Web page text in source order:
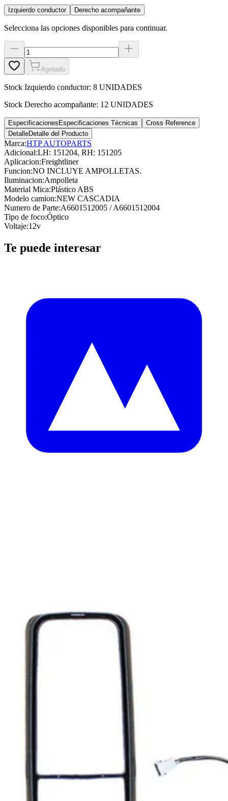
Izquierdo conductor Derecho acompañante
Selecciona las opciones disponibles para continuar.
Agotado
Stock Izquierdo conductor: 8 UNIDADES
Stock Derecho acompañante: 12 UNIDADES
Especificaciones Especificaciones Técnicas
Cross Reference
DetalleDetalle del Producto
Marca:HTP AUTOPARTS
Adicional:LH: 151204, RH: 151205
Aplicacion:Freightliner
Funcion:NO INCLUYE AMPOLLETAS.
Iluminacion:Ampolleta
Material Mica:Plástico ABS
Modelo camion:NEW CASCADIA
Numero de Parte:A6601512005 / A6601512004
Tipo de foco:Óptico
Voltaje:12v
Te puede interesar